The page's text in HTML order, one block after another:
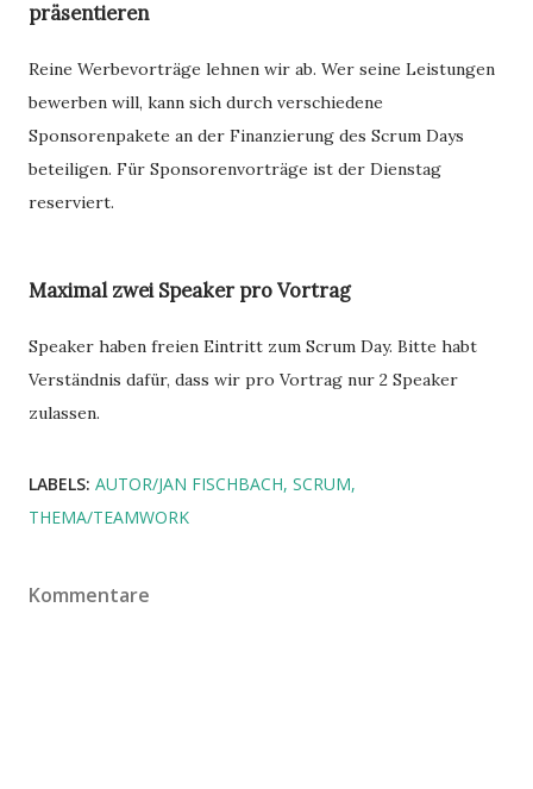
präsentieren
Reine Werbevorträge lehnen wir ab. Wer seine Leistungen
bewerben will, kann sich durch verschiedene
Sponsorenpakete an der Finanzierung des Scrum Days
beteiligen. Für Sponsorenvorträge ist der Dienstag
reserviert.
Maximal zwei Speaker pro Vortrag
Speaker haben freien Eintritt zum Scrum Day. Bitte habt
Verständnis dafür, dass wir pro Vortrag nur 2 Speaker
zulassen.
LABELS: AUTOR/JAN FISCHBACH SCRUM
THEMA/TEAMWORK
Kommentare